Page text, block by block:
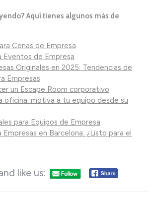
Aquí tienes algunos más de
Cenas de Empresa
Eventos de Empresa
Originales en 2025: Tendencias de
Empresas
un Escape Room corporativo
oficina: motiva a tu equipo desde su
para Equipos de Empresa
Empresas en Barcelona: ¿Listo para el
like us: